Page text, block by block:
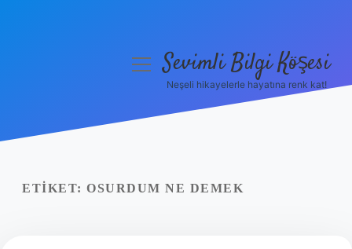
Yasal Uyarı
menüyüSevimli Bilgi Köşesi
Neşeli hikayelerle hayatına renk kat!
ETIKET: OSURDUM NE DEMEK